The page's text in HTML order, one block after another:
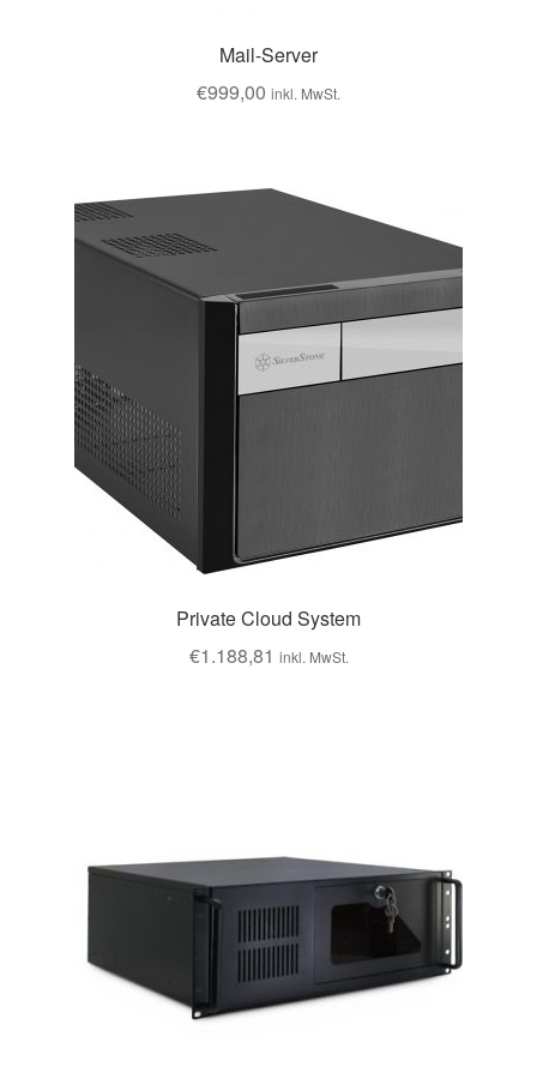
Mail-Server
€999,00 inkl. MwSt.
Private Cloud System
€1.188,81 inkl. MwSt.